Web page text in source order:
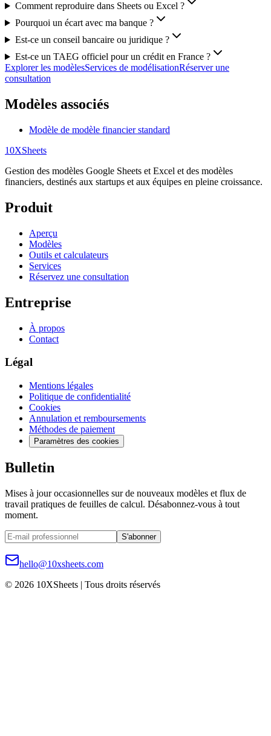
Comment reproduire dans Sheets ou Excel ?
Pourquoi un écart avec ma banque ?
Est-ce un conseil bancaire ou juridique ?
Est-ce un TAEG officiel pour un crédit en France ?
Explorer les modèlesServices de modélisationRéserver une
consultation
Modèles associés
Modèle de modèle financier standard
10XSheets
Gestion des modèles Google Sheets et Excel et des modèles
financiers, destinés aux startups et aux équipes en pleine croissance.
Produit
Aperçu
Modèles
Outils et calculateurs
Services
Réservez une consultation
Entreprise
À propos
Contact
Légal
Mentions légales
Politique de confidentialité
Cookies
Annulation et remboursements
Méthodes de paiement
Paramètres des cookies
Bulletin
Mises à jour occasionnelles sur de nouveaux modèles et flux de
travail pratiques de feuilles de calcul. Désabonnez-vous à tout
moment.
S'abonner
hello@10xsheets.com
© 2026 10XSheets | Tous droits réservés